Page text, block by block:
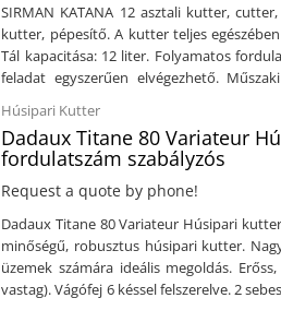
SIRMAN KATANA 12 asztali kutter,
kutter, pépesítő. A kutter teljes
Tál kapacitása: 12 liter. Folyamatos
feladat egyszerűen elvégezhető.
fordulat/percFolyamatos
LEÁramforrás: 230V / 1 fázisMéret: 902 x
Húsipari Kutter
Dadaux Titane 80 Variateur
fordulatszám szabályzós
Request a quote by phone!
Dadaux Titane 80 Variateur Húsipari
minőségű, robusztus húsipari kutter.
üzemek számára ideális megoldás.
vastag). Vágófej 6 késsel felszerelve. 2